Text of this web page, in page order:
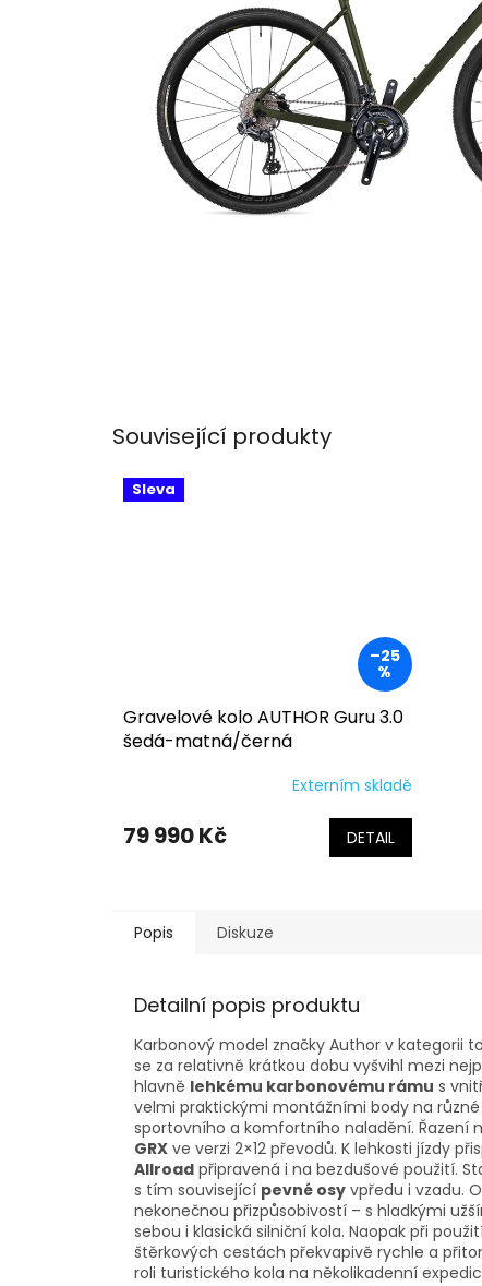
Související produkty
Sleva
–25
%
Gravelové kolo AUTHOR Guru 3.0
šedá-matná/černá
Externím skladě
79 990 Kč DETAIL
Popis Diskuze
Detailní popis produktu
Karbonový model značky Author v kategorii
se za relativně krátkou dobu vyšvihl mezi
hlavně lehkému karbonovému rámu s
velmi praktickými montážními body na různé
sportovního a komfortního naladění. Řazení
GRX ve verzi 2×12 převodů. K lehkosti jízdy
Allroad připravená i na bezdušové použití.
s tím související pevné osy vpředu i vzadu.
nekonečnou přizpůsobivostí – s hladkými
sebou i klasická silniční kola. Naopak při
štěrkových cestách překvapivě rychle a
roli turistického kola na několikadenní